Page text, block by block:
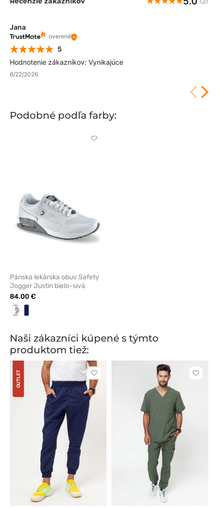
Jana
overené
5
Hodnotenie zákazníkov: Vynikajúce
6/22/2026
Podobné podľa farby:
Kliknite
Pánska lekárska obuv Safety
Jogger Justin bielo-sivá
84.00 €
biela/sivá
Naši zákazníci kúpené s týmto
produktom tiež:
OUTLET
Kliknite
pre
pridanie
Kliknite